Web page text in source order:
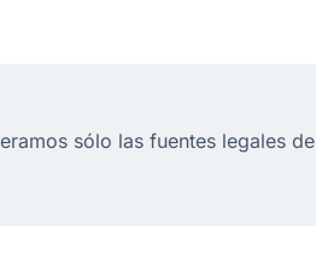
sólo las fuentes legales de